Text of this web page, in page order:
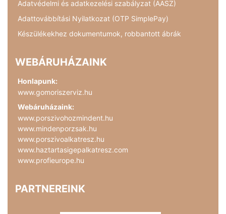
Adatvédelmi és adatkezelési szabályzat (AASZ)
Adattovábbítási Nyilatkozat (OTP SimplePay)
Készülékekhez dokumentumok, robbantott ábrák
WEBÁRUHÁZAINK
Honlapunk:
www.gomoriszerviz.hu
Webáruházaink:
www.porszivohozmindent.hu
www.mindenporzsak.hu
www.porszivoalkatresz.hu
www.haztartasigepalkatresz.com
www.profieurope.hu
PARTNEREINK